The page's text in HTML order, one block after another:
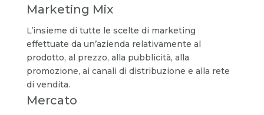
Marketing Mix
L’insieme di tutte le scelte di marketing
effettuate da un’azienda relativamente al
prodotto, al prezzo, alla pubblicità, alla
promozione, ai canali di distribuzione e alla rete
di vendita.
Mercato